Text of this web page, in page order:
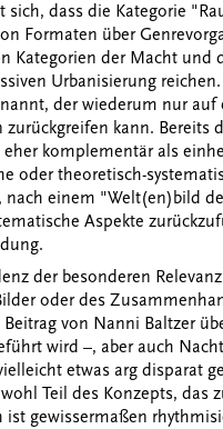
sich, dass die Kategorie
Formaten über
Kategorien der Macht und
Urbanisierung
der wiederum nur auf
kann. Bereits
komplementär als
oder theoretisch-
nach einem "Welt(en)bild
Aspekte
der besonderen
oder des
von Nanni Baltzer
wird –, aber auch
etwas arg disparat
Teil des Konzepts, das
ist gewissermaßen